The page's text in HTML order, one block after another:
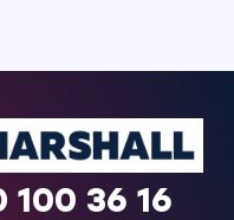
100 36 16